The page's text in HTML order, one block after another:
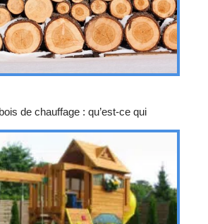
de chauffage : qu’est-ce qui